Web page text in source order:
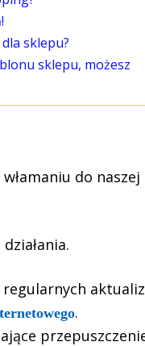
sklepu?
sklepu, możesz
do
.